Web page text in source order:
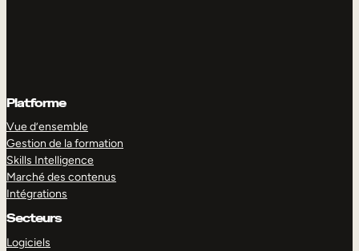
Platforme
Vue d’ensemble
Gestion de la formation
Skills Intelligence
Marché des contenus
Intégrations
Secteurs
Logiciels